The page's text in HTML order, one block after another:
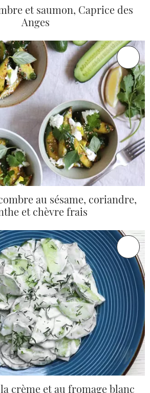
et saumon, Caprice des
Anges
au sésame, coriandre,
et chèvre frais
crème et au fromage blanc